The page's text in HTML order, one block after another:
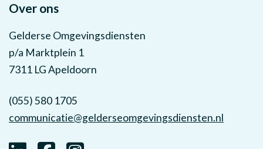
Over ons
Gelderse Omgevingsdiensten
p/a Marktplein 1
7311 LG Apeldoorn
(055) 580 1705
communicatie@gelderseomgevingsdiensten.nl